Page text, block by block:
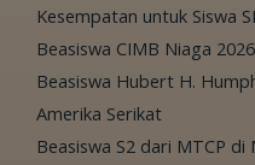
Kesempatan untuk Siswa
Beasiswa CIMB Niaga
Beasiswa Hubert H.
Amerika Serikat
Beasiswa S2 dari MTCP di